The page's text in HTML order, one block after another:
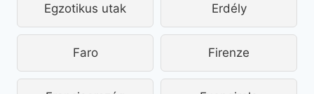
Egzotikus utak Erdély
Faro Firenze